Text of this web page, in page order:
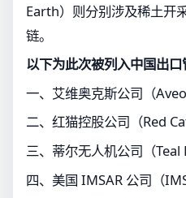
Earth）则分别涉及稀土开
链。
以下为此次被列入中国出
一、艾维奥克斯公司（
二、红猫控股公司（Red
三、蒂尔无人机公司（Teal
四、美国 IMSAR 公司（